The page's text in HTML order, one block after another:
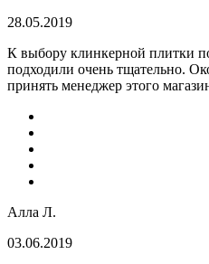
28.05.2019
К выбору клинкерной плитки
подходили очень тщательно.
принять менеджер этого
Алла Л.
03.06.2019